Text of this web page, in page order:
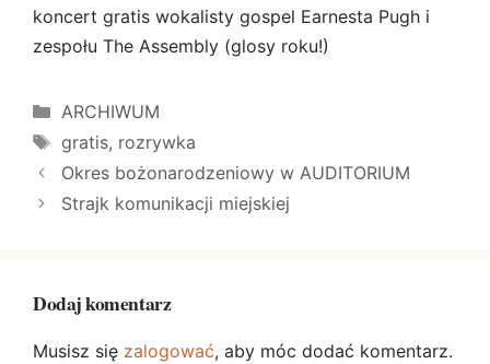
koncert gratis wokalisty gospel Earnesta Pugh i
zespołu The Assembly (glosy roku!)
Kategorie
ARCHIWUM
Tagi
gratis, rozrywka
Okres bożonarodzeniowy w AUDITORIUM
Strajk komunikacji miejskiej
Dodaj komentarz
Musisz się zalogować, aby móc dodać komentarz.